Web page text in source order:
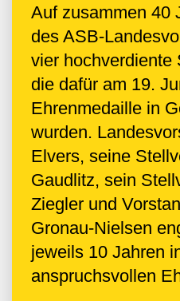
Auf zusammen 40
des ASB-
vier hochverdiente
die dafür am 19.
Ehrenmedaille in
wurden.
Elvers, seine
Gaudlitz, sein
Ziegler und
Gronau-Nielsen
jeweils 10 Jahren
anspruchsvollen